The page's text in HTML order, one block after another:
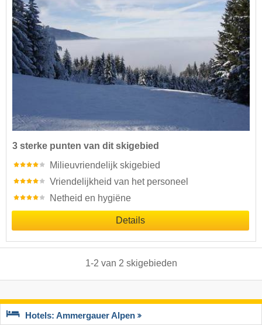
3 sterke punten van dit skigebied
Milieuvriendelijk skigebied
Vriendelijkheid van het personeel
Netheid en hygiëne
Details
1-2 van 2 skigebieden
Hotels: Ammergauer Alpen